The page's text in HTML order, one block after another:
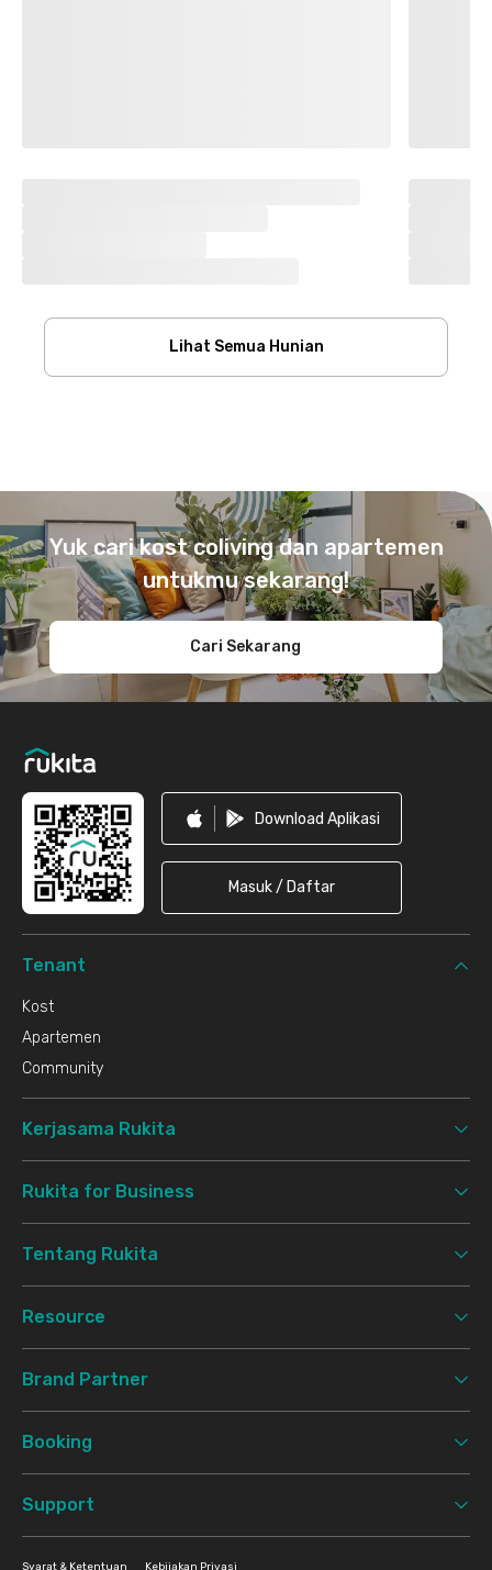
Lihat Semua Hunian
Yuk cari kost coliving dan apartemen
untukmu sekarang!
Cari Sekarang
Download Aplikasi
Masuk / Daftar
Tenant
Kost
Apartemen
Community
Kerjasama Rukita
Rukita for Business
Tentang Rukita
Resource
Brand Partner
Booking
Support
Syarat & Ketentuan Kebijakan Privasi